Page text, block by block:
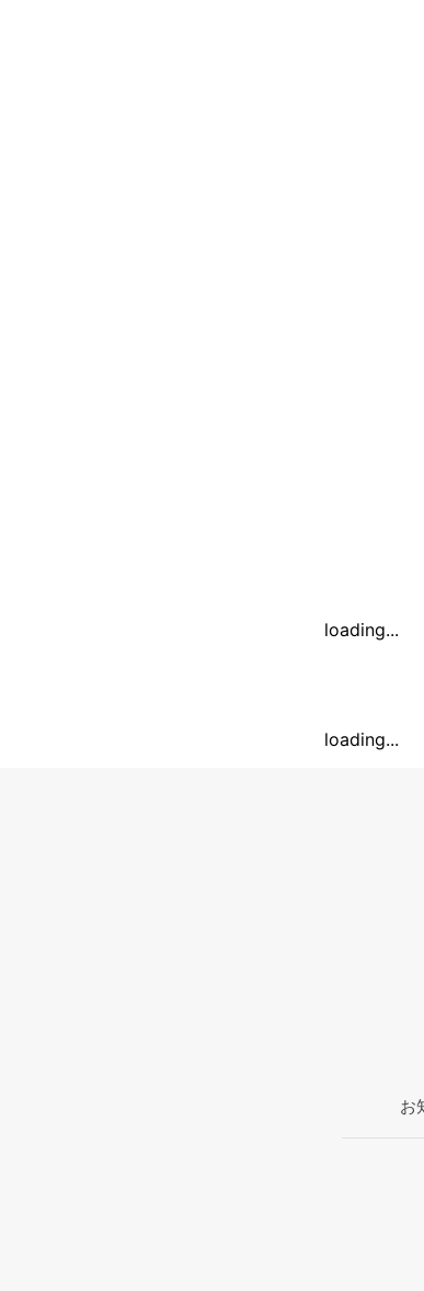
loading...
loading...
お